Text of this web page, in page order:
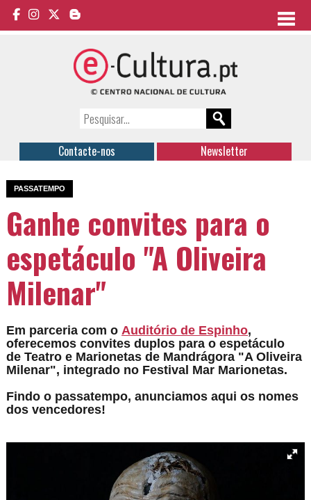
Contacte-nos Newsletter
PASSATEMPO
Ganhe convites para o
espetáculo "A Oliveira
Milenar"
Em parceria com oAuditório de Espinho,
oferecemos convites duplos para o espetáculo
deTeatro e Marionetas de Mandrágora "A Oliveira
Milenar", integrado no Festival Mar Marionetas.
Findo o passatempo, anunciamos aqui os nomes
dos vencedores!